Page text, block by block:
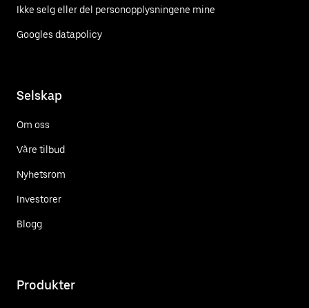
Ikke selg eller del personopplysningene mine
Googles datapolicy
Selskap
Om oss
Våre tilbud
Nyhetsrom
Investorer
Blogg
Produkter